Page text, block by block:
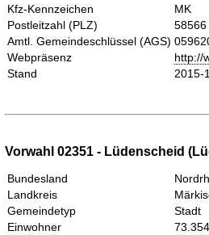
Kfz-Kennzeichen
MK
Postleitzahl (PLZ)
58566
Amtl. Gemeindeschlüssel (AGS)
Webpräsenz
http://
Stand
2015-
Vorwahl 02351 - Lüdenscheid
Bundesland
Landkreis
Gemeindetyp
Stadt
Einwohner
73.354